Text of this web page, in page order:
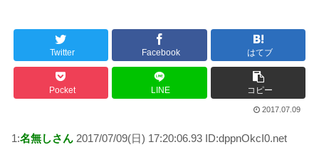
Powered by livedoor 相互RSS
Twitter Facebook はてブ
Pocket LINE コピー
2017.07.09
1:名無しさん 2017/07/09(日) 17:20:06.93 ID:dppnOkcI0.net